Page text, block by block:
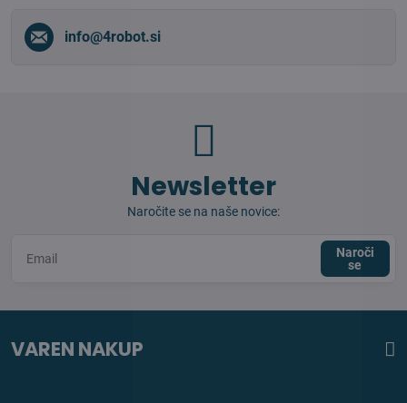
info​@4robot​.si
Newsletter
Naročite se na naše novice:
Naroči
se
VAREN NAKUP